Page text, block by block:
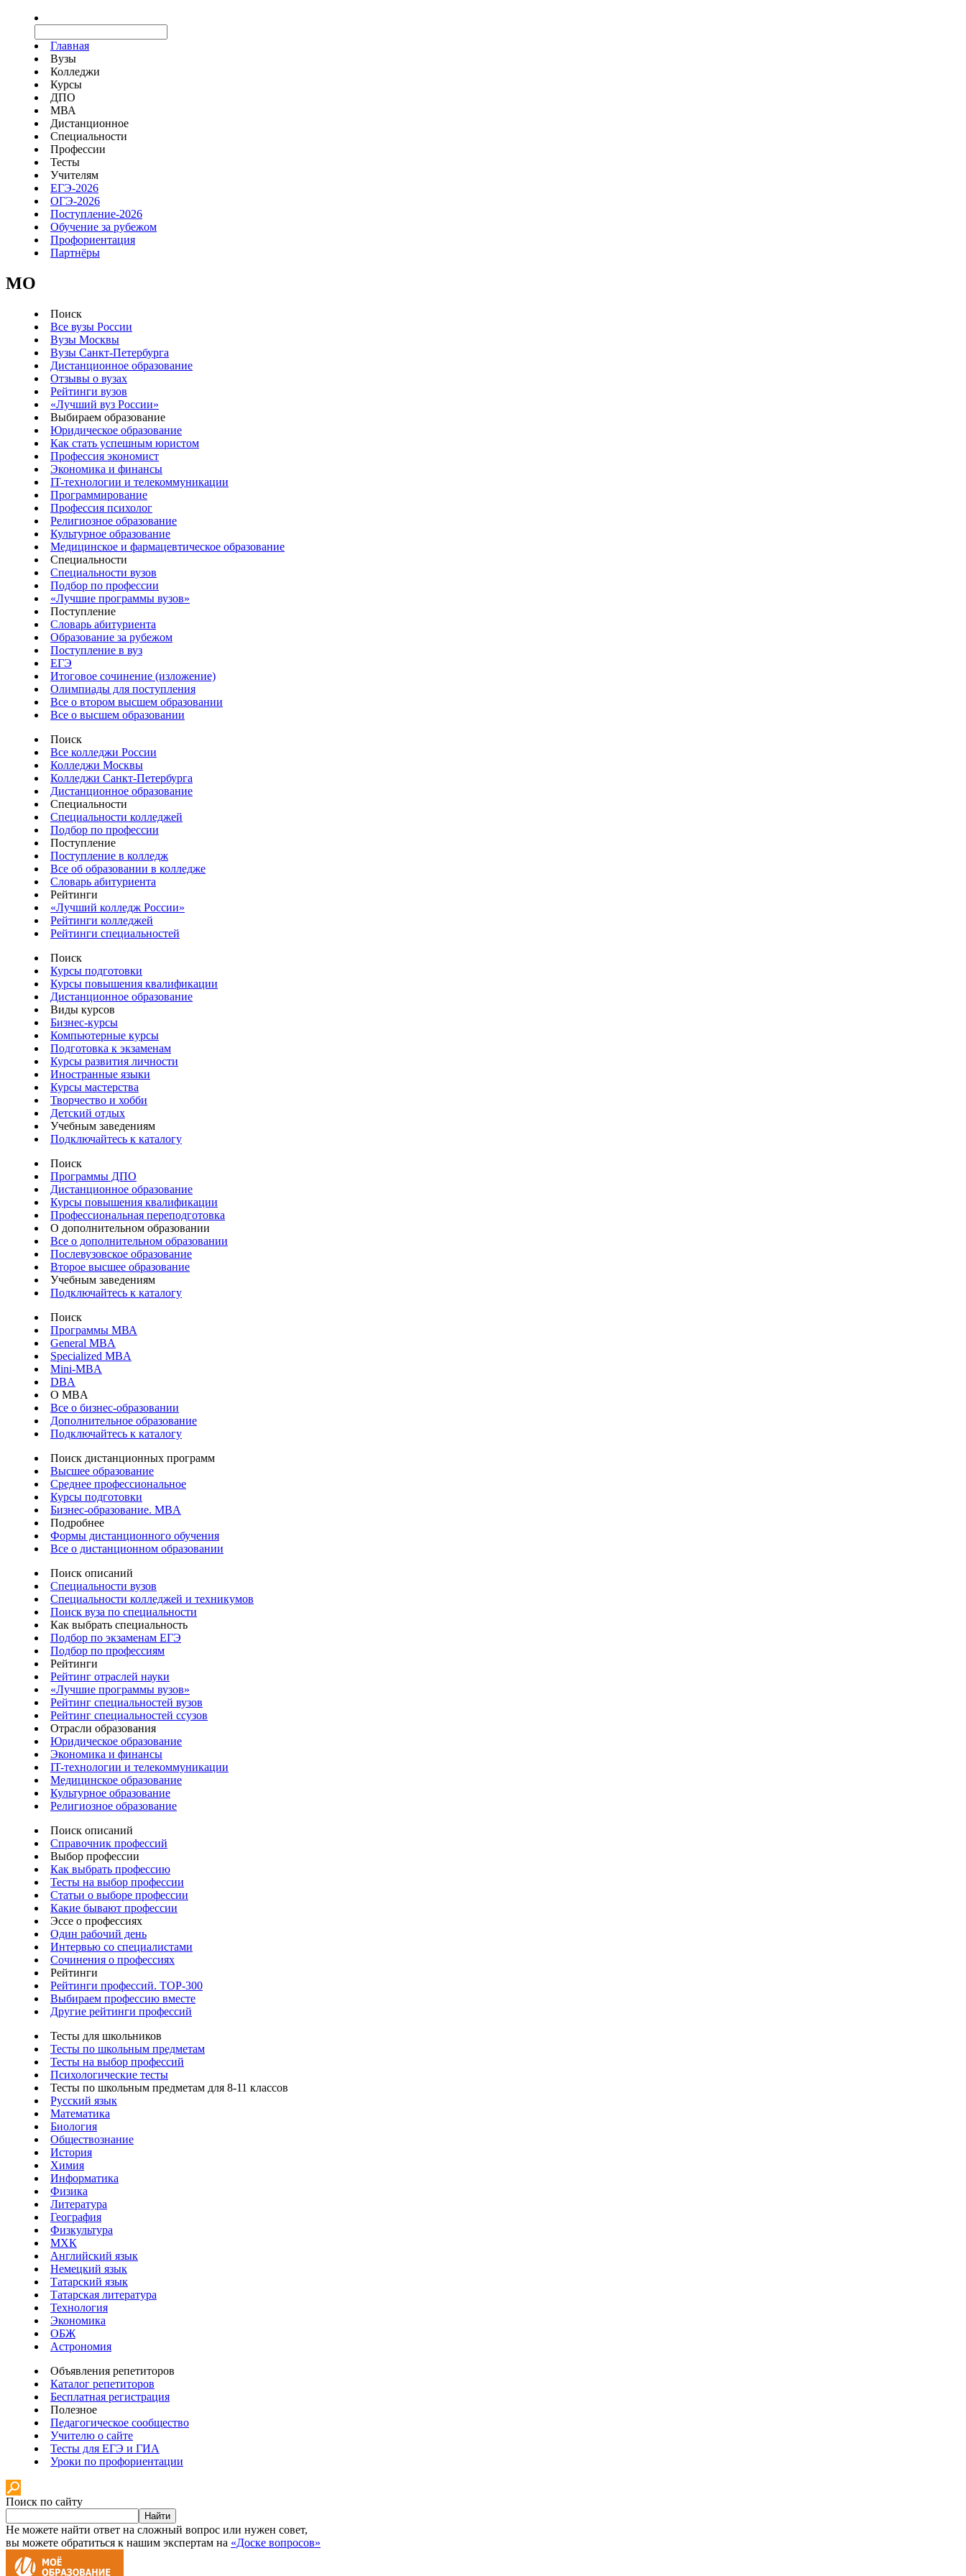
Главная
Вузы
Колледжи
Курсы
ДПО
МВА
Дистанционное
Специальности
Профессии
Тесты
Учителям
ЕГЭ-2026
ОГЭ-2026
Поступление-2026
Обучение за рубежом
Профориентация
Партнёры
MO
Поиск
Все вузы России
Вузы Москвы
Вузы Санкт-Петербурга
Дистанционное образование
Отзывы о вузах
Рейтинги вузов
«Лучший вуз России»
Выбираем образование
Юридическое образование
Как стать успешным юристом
Профессия экономист
Экономика и финансы
IT-технологии и телекоммуникации
Программирование
Профессия психолог
Религиозное образование
Культурное образование
Медицинское и фармацевтическое образование
Специальности
Специальности вузов
Подбор по профессии
«Лучшие программы вузов»
Поступление
Словарь абитуриента
Образование за рубежом
Поступление в вуз
ЕГЭ
Итоговое сочинение (изложение)
Олимпиады для поступления
Все о втором высшем образовании
Все о высшем образовании
Поиск
Все колледжи России
Колледжи Москвы
Колледжи Санкт-Петербурга
Дистанционное образование
Специальности
Специальности колледжей
Подбор по профессии
Поступление
Поступление в колледж
Все об образовании в колледже
Словарь абитуриента
Рейтинги
«Лучший колледж России»
Рейтинги колледжей
Рейтинги специальностей
Поиск
Курсы подготовки
Курсы повышения квалификации
Дистанционное образование
Виды курсов
Бизнес-курсы
Компьютерные курсы
Подготовка к экзаменам
Курсы развития личности
Иностранные языки
Курсы мастерства
Творчество и хобби
Детский отдых
Учебным заведениям
Подключайтесь к каталогу
Поиск
Программы ДПО
Дистанционное образование
Курсы повышения квалификации
Профессиональная переподготовка
О дополнительном образовании
Все о дополнительном образовании
Послевузовское образование
Второе высшее образование
Учебным заведениям
Подключайтесь к каталогу
Поиск
Программы МВА
General MBA
Specialized MBA
Mini-MBA
DBA
О MBA
Все о бизнес-образовании
Дополнительное образование
Подключайтесь к каталогу
Поиск дистанционных программ
Высшее образование
Среднее профессиональное
Курсы подготовки
Бизнес-образование. MBA
Подробнее
Формы дистанционного обучения
Все о дистанционном образовании
Поиск описаний
Специальности вузов
Специальности колледжей и техникумов
Поиск вуза по специальности
Как выбрать специальность
Подбор по экзаменам ЕГЭ
Подбор по профессиям
Рейтинги
Рейтинг отраслей науки
«Лучшие программы вузов»
Рейтинг специальностей вузов
Рейтинг специальностей ссузов
Отрасли образования
Юридическое образование
Экономика и финансы
IT-технологии и телекоммуникации
Медицинское образование
Культурное образование
Религиозное образование
Поиск описаний
Справочник профессий
Выбор профессии
Как выбрать профессию
Тесты на выбор профессии
Статьи о выборе профессии
Какие бывают профессии
Эссе о профессиях
Один рабочий день
Интервью со специалистами
Сочинения о профессиях
Рейтинги
Рейтинги профессий. TOP-300
Выбираем профессию вместе
Другие рейтинги профессий
Тесты для школьников
Тесты по школьным предметам
Тесты на выбор профессий
Психологические тесты
Тесты по школьным предметам для 8-11 классов
Русский язык
Математика
Биология
Обществознание
История
Химия
Информатика
Физика
Литература
География
Физкультура
МХК
Английский язык
Немецкий язык
Татарский язык
Татарская литература
Технология
Экономика
ОБЖ
Астрономия
Объявления репетиторов
Каталог репетиторов
Бесплатная регистрация
Полезное
Педагогическое сообщество
Учителю о сайте
Тесты для ЕГЭ и ГИА
Уроки по профориентации
Поиск по сайту
Найти
Не можете найти ответ на сложный вопрос или нужен совет,
вы можете обратиться к нашим экспертам на «Доске вопросов»